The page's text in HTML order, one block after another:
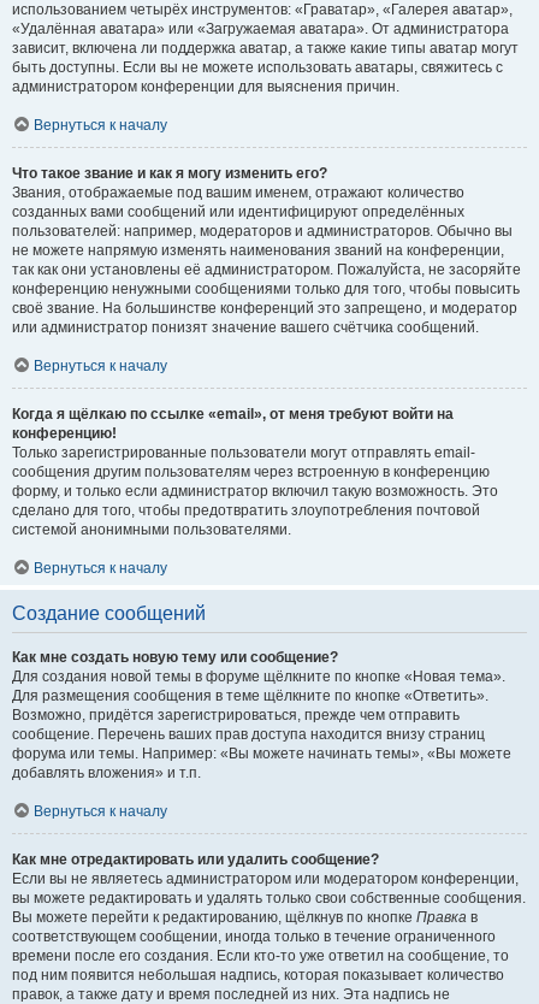
использованием четырёх инструментов: «Граватар», «Галерея аватар»,
«Удалённая аватара» или «Загружаемая аватара». От администратора
зависит, включена ли поддержка аватар, а также какие типы аватар могут
быть доступны. Если вы не можете использовать аватары, свяжитесь с
администратором конференции для выяснения причин.
Вернуться к началу
Что такое звание и как я могу изменить его?
Звания, отображаемые под вашим именем, отражают количество
созданных вами сообщений или идентифицируют определённых
пользователей: например, модераторов и администраторов. Обычно вы
не можете напрямую изменять наименования званий на конференции,
так как они установлены её администратором. Пожалуйста, не засоряйте
конференцию ненужными сообщениями только для того, чтобы повысить
своё звание. На большинстве конференций это запрещено, и модератор
или администратор понизят значение вашего счётчика сообщений.
Вернуться к началу
Когда я щёлкаю по ссылке «email», от меня требуют войти на
конференцию!
Только зарегистрированные пользователи могут отправлять email-
сообщения другим пользователям через встроенную в конференцию
форму, и только если администратор включил такую возможность. Это
сделано для того, чтобы предотвратить злоупотребления почтовой
системой анонимными пользователями.
Вернуться к началу
Создание сообщений
Как мне создать новую тему или сообщение?
Для создания новой темы в форуме щёлкните по кнопке «Новая тема».
Для размещения сообщения в теме щёлкните по кнопке «Ответить».
Возможно, придётся зарегистрироваться, прежде чем отправить
сообщение. Перечень ваших прав доступа находится внизу страниц
форума или темы. Например: «Вы можете начинать темы», «Вы можете
добавлять вложения» и т.п.
Вернуться к началу
Как мне отредактировать или удалить сообщение?
Если вы не являетесь администратором или модератором конференции,
вы можете редактировать и удалять только свои собственные сообщения.
Вы можете перейти к редактированию, щёлкнув по кнопке Правка в
соответствующем сообщении, иногда только в течение ограниченного
времени после его создания. Если кто-то уже ответил на сообщение, то
под ним появится небольшая надпись, которая показывает количество
правок, а также дату и время последней из них. Эта надпись не